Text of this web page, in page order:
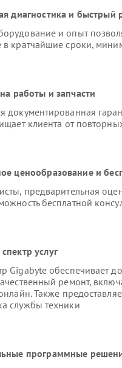
диагностика и быстрый
и опыт
в кратчайшие сроки,
работы и запчасти
документированная
клиента от
ценообразование и
предварительная
бесплатной
услуг
Gigabyte обеспечивает
ремонт,
Также
службы техники
программные